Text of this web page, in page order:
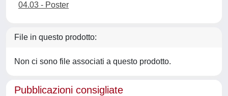
04.03 - Poster
File in questo prodotto:
Non ci sono file associati a questo prodotto.
Pubblicazioni consigliate